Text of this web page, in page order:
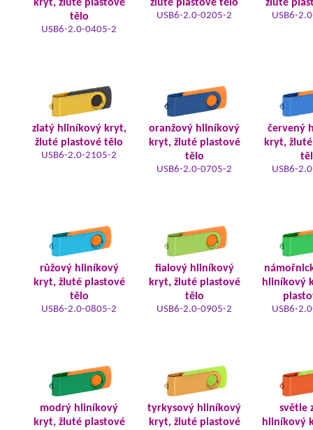
kryt, žluté plastové
tělo
USB6-2.0-0405-2
žluté plastové tělo
USB6-2.0-0205-2
žluté
USB6-
zlatý hliníkový kryt,
žluté plastové tělo
USB6-2.0-2105-2
oranžový hliníkový
kryt, žluté plastové
tělo
USB6-2.0-0705-2
červený
kryt,
USB6-
růžový hliníkový
kryt, žluté plastové
tělo
USB6-2.0-0805-2
fialový hliníkový
kryt, žluté plastové
tělo
USB6-2.0-0905-2
hliníkový
USB6-
modrý hliníkový
kryt, žluté plastové
tyrkysový hliníkový
kryt, žluté plastové
světle
hliníkový